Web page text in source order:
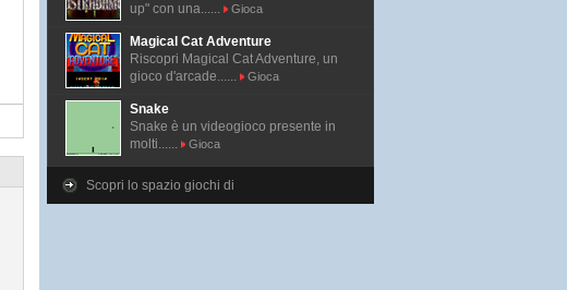
up" con una......
Gioca
Magical Cat Adventure
Riscopri Magical Cat Adventure, un
gioco d'arcade......
Gioca
Snake
Snake è un videogioco presente in
molti......
Gioca
Scopri lo spazio giochi di